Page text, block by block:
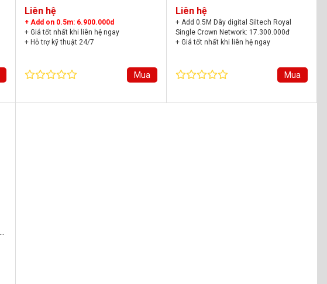
Liên hệ
+ Add on 0.5m: 6.900.000d
+ Giá tốt nhất khi liên hệ ngay
+ Hỗ trợ kỹ thuật 24/7
Mua
45 straight
Liên hệ
+ Add 0.5M Dây digital Siltech Royal
Single Crown Network: 17.300.000đ
+ Giá tốt nhất khi liên hệ ngay
Mua